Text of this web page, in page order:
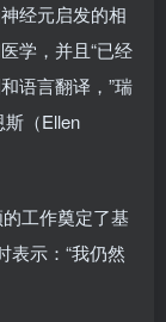
经元启发的相
学，并且“已经
语言翻译，”瑞
（Ellen
工作奠定了基
表示：“我仍然